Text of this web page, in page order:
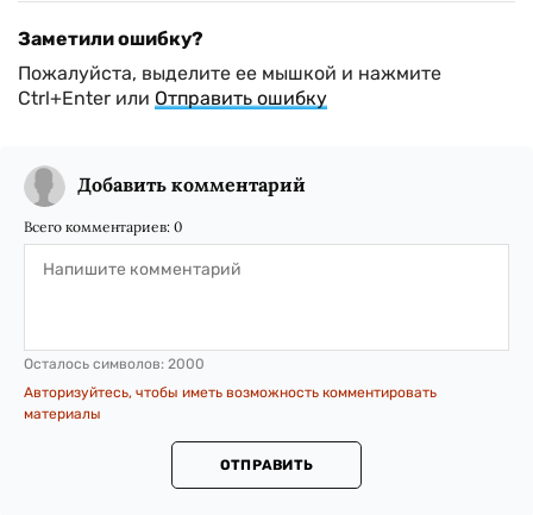
Заметили ошибку?
Пожалуйста, выделите ее мышкой и нажмите
Ctrl+Enter или Отправить ошибку
Добавить комментарий
Всего комментариев: 0
Осталось символов: 2000
Авторизуйтесь, чтобы иметь возможность комментировать
материалы
ОТПРАВИТЬ